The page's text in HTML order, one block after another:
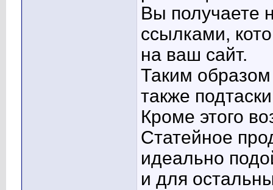
Вы получаете
ссылками,
на ваш сайт.
Таким
также
Кроме этого
Статейное
идеально
и для